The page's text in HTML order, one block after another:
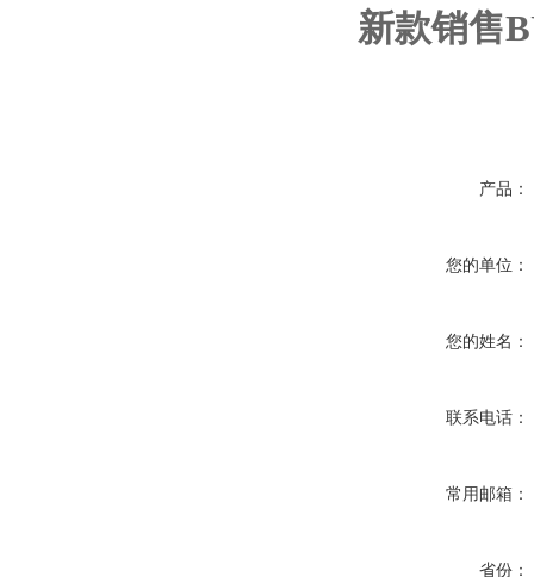
新款销售
产品：
您的单位：
您的姓名：
联系电话：
常用邮箱：
省份：